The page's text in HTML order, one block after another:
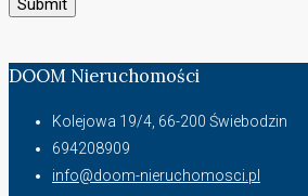
Submit
DOOM Nieruchomości
Kolejowa 19/4, 66-200 Świebodzin
694208909
info@doom-nieruchomosci.pl